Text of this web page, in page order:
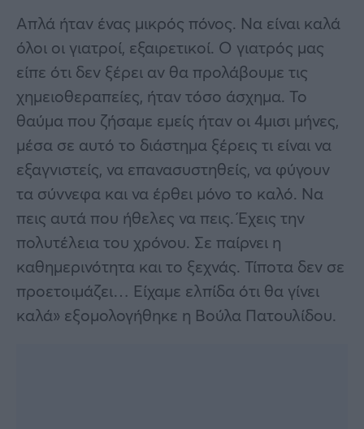
Απλά ήταν ένας μικρός πόνος. Να είναι καλά
όλοι οι γιατροί, εξαιρετικοί. Ο γιατρός μας
είπε ότι δεν ξέρει αν θα προλάβουμε τις
χημειοθεραπείες, ήταν τόσο άσχημα. Το
θαύμα που ζήσαμε εμείς ήταν οι 4μισι μήνες,
μέσα σε αυτό το διάστημα ξέρεις τι είναι να
εξαγνιστείς, να επανασυστηθείς, να φύγουν
τα σύννεφα και να έρθει μόνο το καλό. Να
πεις αυτά που ήθελες να πεις. Έχεις την
πολυτέλεια του χρόνου. Σε παίρνει η
καθημερινότητα και το ξεχνάς. Τίποτα δεν σε
προετοιμάζει… Είχαμε ελπίδα ότι θα γίνει
καλά» εξομολογήθηκε η Βούλα Πατουλίδου.